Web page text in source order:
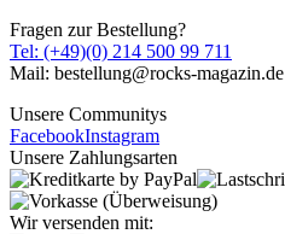
Fragen zur Bestellung?
Tel: (+49)(0) 214 500 99 711
Mail: bestellung@rocks-magazin.de
Unsere Communitys
FacebookInstagram
Unsere Zahlungsarten
Wir versenden mit: